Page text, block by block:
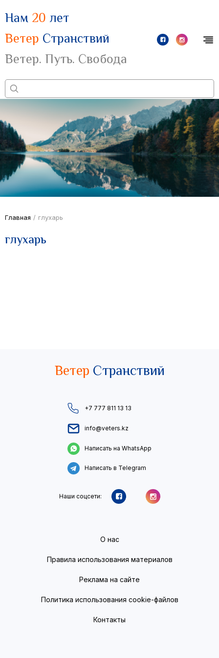
Нам 20 лет
Ветер Странствий
Ветер. Путь. Свобода
Главная / глухарь
глухарь
Ветер Странствий
+7 777 811 13 13
info@veters.kz
Написать на WhatsApp
Написать в Telegram
Наши соцсети:
О нас
Правила использования материалов
Реклама на сайте
Политика использования cookie-файлов
Контакты